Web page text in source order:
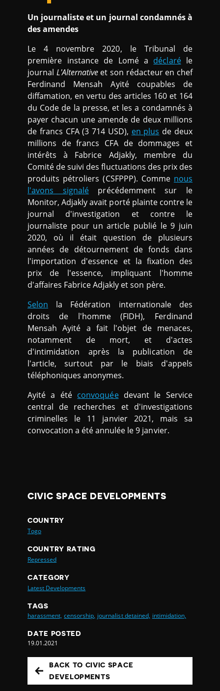
Un journaliste et un journal condamnés à
des amendes
Le 4 novembre 2020, le Tribunal de
première instance de Lomé a déclaréle
journal L'Alternativeet son rédacteur en chef
Ferdinand Mensah Ayité coupables de
diffamation, en vertu des articles 160 et 164
du Code de la presse, et les a condamnés à
payer chacun une amende de deux millions
de francs CFA (3 714 USD), en plus de deux
millions de francs CFA de dommages et
intérêts à Fabrice Adjakly, membre du
Comité de suivi des fluctuations des prix des
produits pétroliers (CSFPPP). Comme nous
l'avons signaléprécédemment sur le
Monitor, Adjakly avait porté plainte contre le
journal d'investigation et contre le
journaliste pour un article publié le 9 juin
2020, où il était question de plusieurs
années de détournement de fonds dans
l'importation d'essence et la fixation des
prix de l'essence, impliquant l'homme
d'affaires Fabrice Adjakly et son père.
Selon la Fédération internationale des
droits de l'homme (FIDH), Ferdinand
Mensah Ayité a fait l'objet de menaces,
notamment de mort, et d'actes
d'intimidation après la publication de
l'article, surtout par le biais d'appels
téléphoniques anonymes.
Ayité a été convoquéedevant le Service
central de recherches et d'investigations
criminelles le 11 janvier 2021, mais sa
convocation a été annulée le 9 janvier.
CIVIC SPACE DEVELOPMENTS
COUNTRY
Togo
COUNTRY RATING
Repressed
CATEGORY
Latest Developments
TAGS
harassment, censorship, journalist detained, intimidation,
DATE POSTED
19.01.2021
BACK TO CIVIC SPACE
DEVELOPMENTS